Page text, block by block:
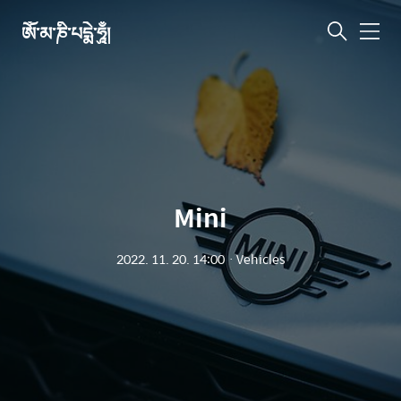
ཨོཾ་མ་ཎི་པདྨེ་ཧཱུྃ། 메
Mini
2022. 11. 20. 14:00ㆍVehicles